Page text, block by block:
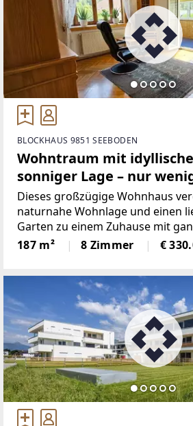
BLOCKHAUS 9851 SEEBODEN
Wohntraum mit
sonniger Lage – nur
vom Millstätter See
Dieses großzügige Wohnhaus
naturnahe Wohnlage und einen
Garten zu einem Zuhause mit
Wohlfühlcharakter. Mit einer
187 m² sowie einer
187 m² 8 Zimmer €